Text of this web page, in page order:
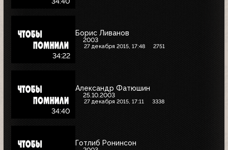
34:22
Борис Ливанов
2003
27 декабря 2015, 17:48 2751
34:40
Александр Фатюшин
25.10.2003
27 декабря 2015, 17:11 3338
Готлиб Ронинсон